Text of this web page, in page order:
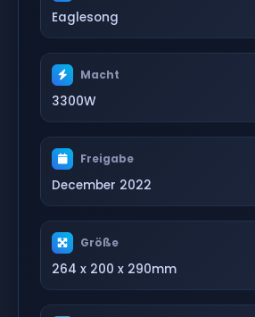
Eaglesong
Macht
3300W
Freigabe
December 2022
Größe
264 x 200 x 290mm